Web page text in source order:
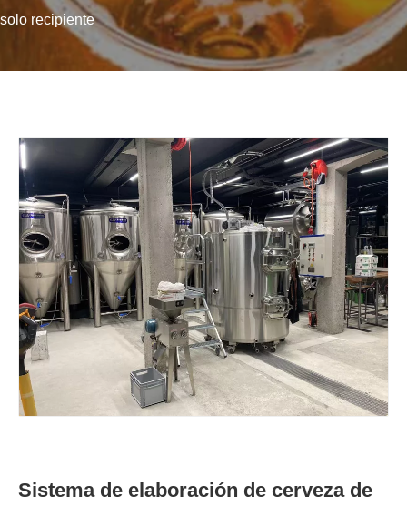
solo recipiente
Sistema de elaboración de cerveza de